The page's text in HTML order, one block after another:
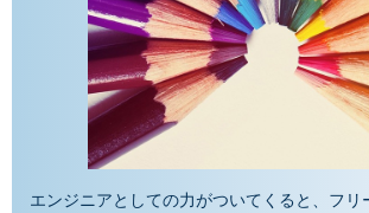
エンジニアとしての力がついてくると、フリ